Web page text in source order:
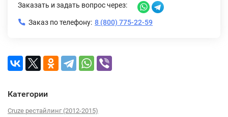
Заказать и задать вопрос через:
Заказ по телефону: 8 (800) 775-22-59
Категории
Cruze рестайлинг (2012-2015)